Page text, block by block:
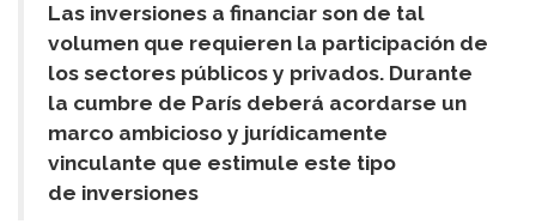
Las inversiones a financiar son de tal
volumen que requieren la participación de
los sectores públicos y privados. Durante
la cumbre de París deberá acordarse un
marco ambicioso y jurídicamente
vinculante que estimule este tipo
de inversiones